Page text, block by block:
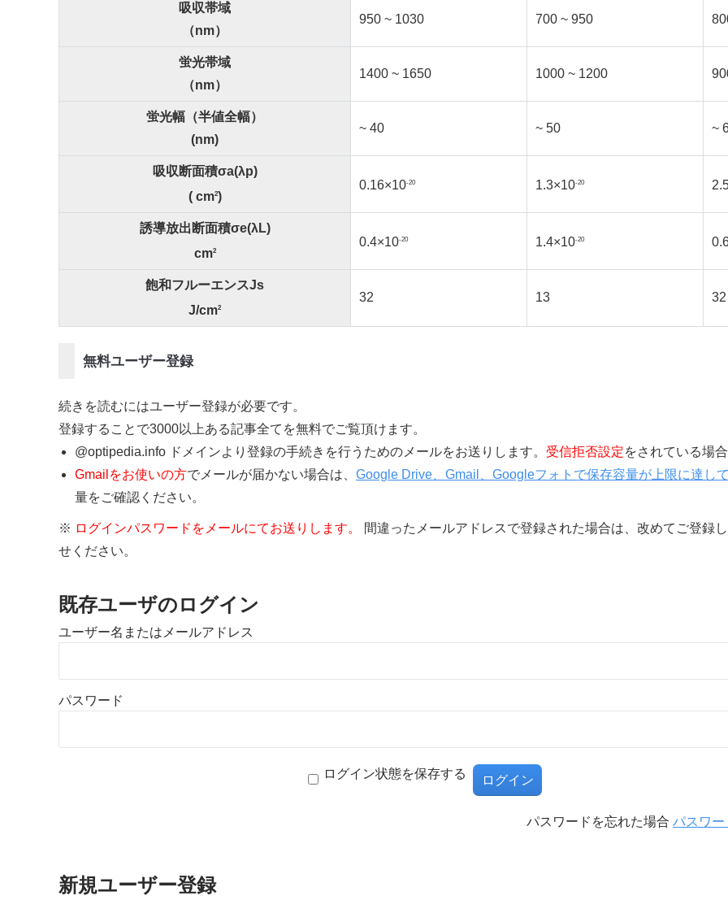
吸収帯域
（nm）
950 ~ 1030 700 ~ 950
蛍光帯域
（nm）
1400 ~ 1650 1000 ~ 1200
蛍光幅（半値全幅）
(nm)
~ 40 ~ 50 ~
吸収断面積σa(λp)
( cm2)
0.16×10-20 1.3×10-20
誘導放出断面積σe(λL)
cm2
0.4×10-20 1.4×10-20
飽和フルーエンスJs
J/cm2
32 13 32
無料ユーザー登録
続きを読むにはユーザー登録が必要です。
登録することで3000以上ある記事全てを無料でご覧頂けます。
@optipedia.info ドメインより登録の手続きを行うためのメールをお送りします。 受信拒否設定をされている場
Gmailをお使いの方でメールが届かない場合は、 Google Drive、Gmail、Googleフォトで保存容量が上限に達し
量をご確認ください。
※ ログインパスワードをメールにてお送りします。 間違ったメールアドレスで登録された場合は、改めてご登録
せください。
既存ユーザのログイン
ユーザー名またはメールアドレス
パスワード
ログイン状態を保存する
パスワードを忘れた場合 パスワー
新規ユーザー登録